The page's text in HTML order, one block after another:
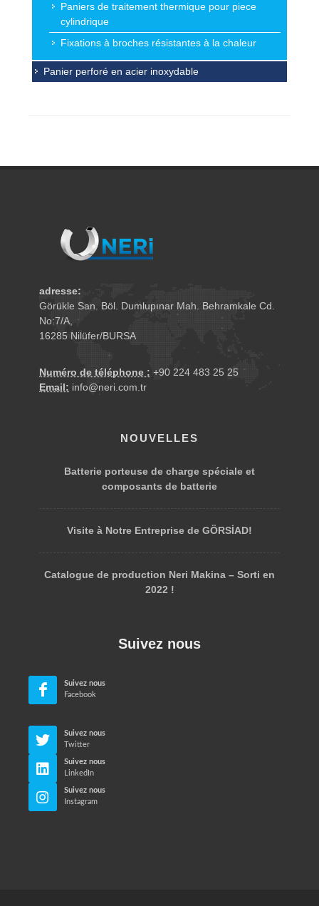
Paniers de traitement thermique pour piece
cylindrique
Fixations à broches résistantes à la chaleur
Panier perforé en acier inoxydable
adresse:
Görükle San. Böl. Dumlupınar Mah. Behramkale Cd.
No:7/A,
16285 Nilüfer/BURSA
Numéro de téléphone : +90 224 483 25 25
Email: info@neri.com.tr
NOUVELLES
Batterie porteuse de charge spéciale et
composants de batterie
Visite à Notre Entreprise de GÖRSİAD!
Catalogue de production Neri Makina – Sorti en
2022 !
Suivez nous
Suivez nous
Facebook
Suivez nous
Twitter
Suivez nous
LinkedIn
Suivez nous
Instagram